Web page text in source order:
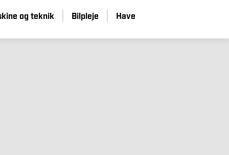
og teknik Bilpleje Have